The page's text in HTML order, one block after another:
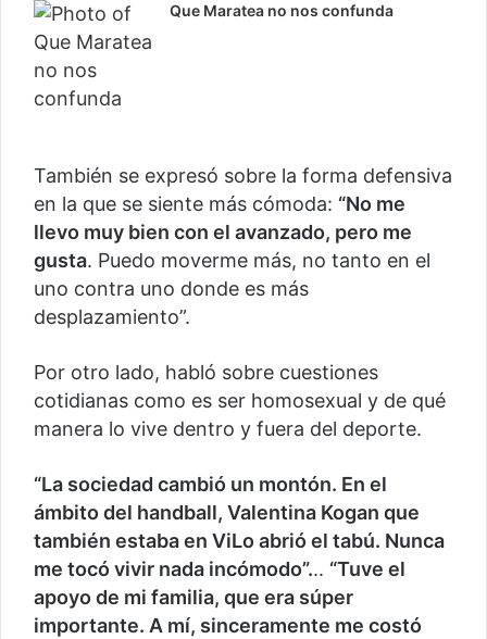
Que Maratea no nos confunda
También se expresó sobre la forma defensiva
en la que se siente más cómoda: “No me
llevo muy bien con el avanzado, pero me
gusta. Puedo moverme más, no tanto en el
uno contra uno donde es más
desplazamiento”.
Por otro lado, habló sobre cuestiones
cotidianas como es ser homosexual y de qué
manera lo vive dentro y fuera del deporte.
“La sociedad cambió un montón. En el
ámbito del handball, Valentina Kogan que
también estaba en ViLo abrió el tabú. Nunca
me tocó vivir nada incómodo”... “Tuve el
apoyo de mi familia, que era súper
importante. A mí, sinceramente me costó